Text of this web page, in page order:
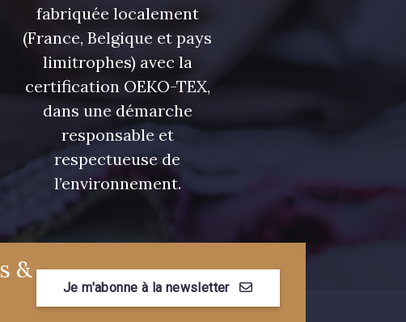
fabriquée localement
(France, Belgique et pays
limitrophes) avec la
certification OEKO-TEX,
dans une démarche
responsable et
respectueuse de
l’environnement.
&
Je m'abonne à la newsletter